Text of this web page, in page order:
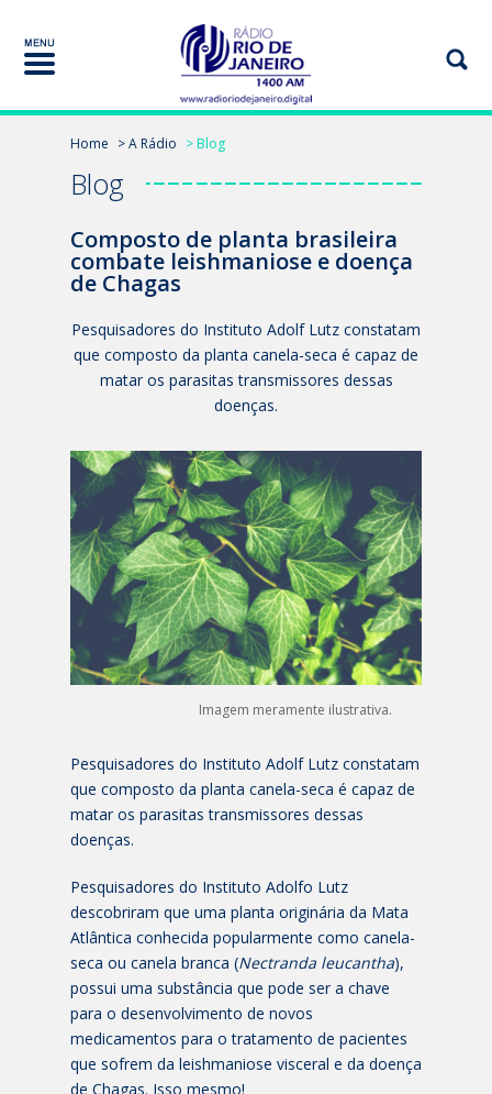
Home > A Rádio > Blog
Blog
Composto de planta brasileira
combate leishmaniose e doença
de Chagas
Pesquisadores do Instituto Adolf Lutz constatam
que composto da planta canela-seca é capaz de
matar os parasitas transmissores dessas
doenças.
Imagem meramente ilustrativa.
Pesquisadores do Instituto Adolf Lutz constatam
que composto da planta canela-seca é capaz de
matar os parasitas transmissores dessas
doenças.
Pesquisadores do Instituto Adolfo Lutz
descobriram que uma planta originária da Mata
Atlântica conhecida popularmente como canela-
seca ou canela branca (Nectranda leucantha),
possui uma substância que pode ser a chave
para o desenvolvimento de novos
medicamentos para o tratamento de pacientes
que sofrem da leishmaniose visceral e da doença
de Chagas. Isso mesmo!